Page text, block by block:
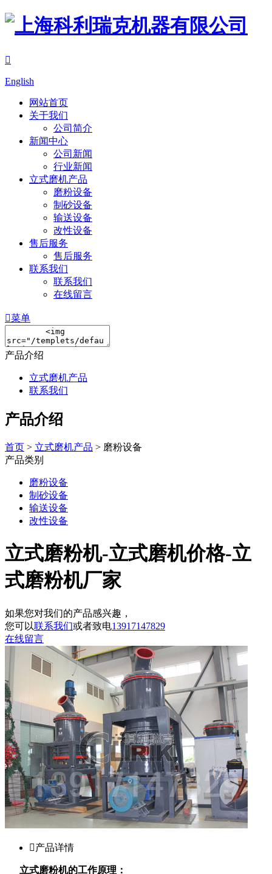

English
网站首页
关于我们
公司简介
新闻中心
公司新闻
行业新闻
立式磨机产品
磨粉设备
制砂设备
输送设备
改性设备
售后服务
售后服务
联系我们
联系我们
在线留言
菜单
产品介绍
立式磨机产品
联系我们
产品介绍
首页 > 立式磨机产品 > 磨粉设备
产品类别
磨粉设备
制砂设备
输送设备
改性设备
立式磨粉机-立式磨机价格-立
式磨粉机厂家
如果您对我们的产品感兴趣，
您可以联系我们或者致电13917147829
在线留言
产品详情
立式磨粉机的工作原理：